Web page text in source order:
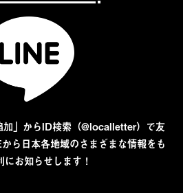
」からID検索（@localletter）で友
ら日本各地域のさまざまな情報をも
にお知らせします！